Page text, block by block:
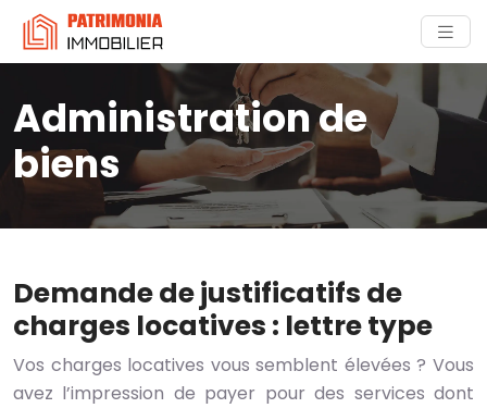
Administration de
biens
Demande de justificatifs de
charges locatives : lettre type
Vos charges locatives vous semblent élevées ? Vous
avez l’impression de payer pour des services dont